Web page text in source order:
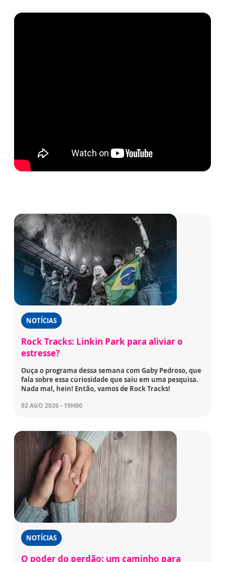
NOTÍCIAS
Rock Tracks: Linkin Park para aliviar o
estresse?
Ouça o programa dessa semana com Gaby Pedroso, que
fala sobre essa curiosidade que saiu em uma pesquisa.
Nada mal, hein! Então, vamos de Rock Tracks!
02 AGO 2026 - 19H00
NOTÍCIAS
O poder do perdão: um caminho para